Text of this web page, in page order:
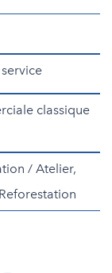
classique
/ Atelier,